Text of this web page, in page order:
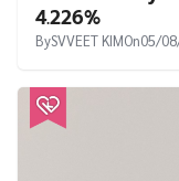
4.226%
BySVVEET KIMOn05/